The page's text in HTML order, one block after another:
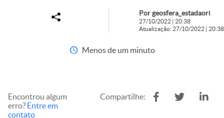
Por geosfera_estadaori
27/10/2022 | 20:38
Atualização: 27/10/2022 | 20:38
Menos de um minuto
Encontrou algum
erro? Entre em
contato
Compartilhe: